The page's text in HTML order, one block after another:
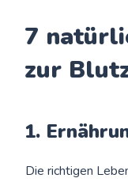
7
zur
1.
Die richtigen